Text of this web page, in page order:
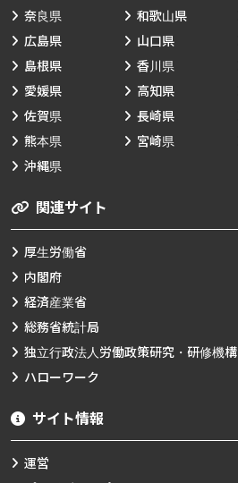
奈良県
和歌山県
広島県
山口県
島根県
香川県
愛媛県
高知県
佐賀県
長崎県
熊本県
宮崎県
沖縄県
関連サイト
厚生労働省
内閣府
経済産業省
総務省統計局
独立行政法人労働政策研究・研修機構
ハローワーク
サイト情報
運営